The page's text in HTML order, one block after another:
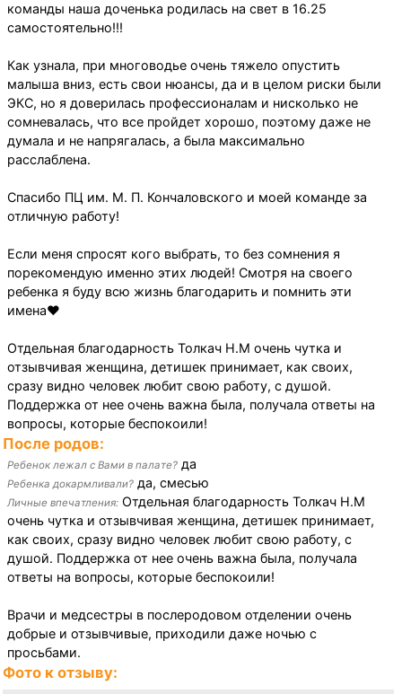
команды наша доченька родилась на свет в 16.25
самостоятельно!!!
Как узнала, при многоводье очень тяжело опустить
малыша вниз, есть свои нюансы, да и в целом риски были
ЭКС, но я доверилась профессионалам и нисколько не
сомневалась, что все пройдет хорошо, поэтому даже не
думала и не напрягалась, а была максимально
расслаблена.
Спасибо ПЦ им. М. П. Кончаловского и моей команде за
отличную работу!
Если меня спросят кого выбрать, то без сомнения я
порекомендую именно этих людей! Смотря на своего
ребенка я буду всю жизнь благодарить и помнить эти
имена❤️
Отдельная благодарность Толкач Н.М очень чутка и
отзывчивая женщина, детишек принимает, как своих,
сразу видно человек любит свою работу, с душой.
Поддержка от нее очень важна была, получала ответы на
вопросы, которые беспокоили!
После родов:
Ребенок лежал с Вами в палате? да
Ребенка докармливали? да, смесью
Личные впечатления: Отдельная благодарность Толкач Н.М
очень чутка и отзывчивая женщина, детишек принимает,
как своих, сразу видно человек любит свою работу, с
душой. Поддержка от нее очень важна была, получала
ответы на вопросы, которые беспокоили!
Врачи и медсестры в послеродовом отделении очень
добрые и отзывчивые, приходили даже ночью с
просьбами.
Фото к отзыву: